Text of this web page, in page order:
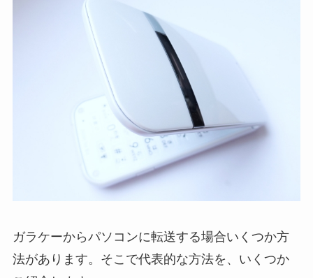
ガラケーからパソコンに転送する場合いくつか方
法があります。 そこで代表的な方法を、いくつか